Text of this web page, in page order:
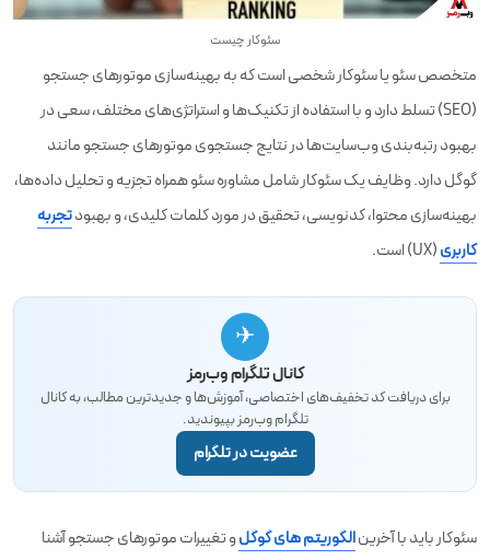
سئوکار چیست
متخصص سئو یا سئوکار شخصی است که به بهینه‌سازی موتورهای جستجو
(SEO) تسلط دارد و با استفاده از تکنیک‌ها و استراتژی‌های مختلف، سعی در
بهبود رتبه‌بندی وب‌سایت‌ها در نتایج جستجوی موتورهای جستجو مانند
گوگل دارد. وظایف یک سئوکار شامل مشاوره سئو همراه تجزیه و تحلیل داده‌ها،
بهینه‌سازی محتوا، کدنویسی، تحقیق در مورد کلمات کلیدی، و بهبودتجربه
کاربری(UX) است.
✈
کانال تلگرام وب‌رمز
برای دریافت کد تخفیف‌های اختصاصی، آموزش‌ها و جدیدترین مطالب، به کانال
تلگرام وب‌رمز بپیوندید.
عضویت در تلگرام
سئوکار باید با آخرینالگوریتم‌ های گوگلو تغییرات موتورهای جستجو آشنا